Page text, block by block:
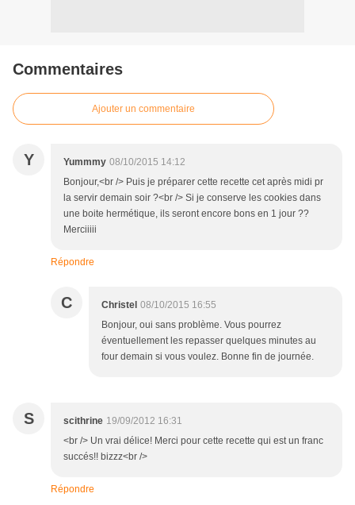
Commentaires
Ajouter un commentaire
Y Yummmy 08/10/2015 14:12
Bonjour,<br /> Puis je préparer cette recette cet après midi pr
la servir demain soir ?<br /> Si je conserve les cookies dans
une boite hermétique, ils seront encore bons en 1 jour ??
Merciiiii
Répondre
C Christel 08/10/2015 16:55
Bonjour, oui sans problème. Vous pourrez
éventuellement les repasser quelques minutes au
four demain si vous voulez. Bonne fin de journée.
S scithrine 19/09/2012 16:31
<br /> Un vrai délice! Merci pour cette recette qui est un franc
succés!! bizzz<br />
Répondre